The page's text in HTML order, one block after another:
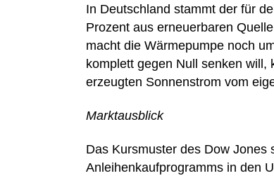
In Deutschland stammt der für
Prozent aus erneuerbaren
macht die Wärmepumpe noch
komplett gegen Null senken will,
erzeugten Sonnenstrom vom
Marktausblick
Das Kursmuster des Dow Jones
Anleihenkaufprogramms in den